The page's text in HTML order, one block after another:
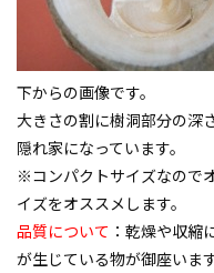
下からの画像です。
大きさの割に樹洞部分の深
隠れ家になっています。
※コンパクトサイズなので
イズをオススメします。
品質について ：乾燥や収縮
が生じている物が御座いま